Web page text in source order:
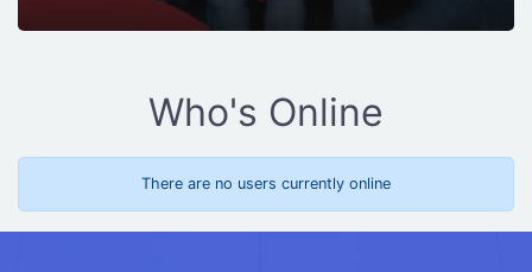
Who's Online
There are no users currently online